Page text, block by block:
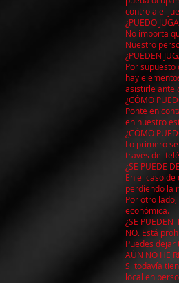
controla el
¿PUEDO
No importa
Nuestro
¿PUEDEN
Por
hay
asistirle ante
¿CÓMO
Ponte en
en nuestro
¿CÓMO
Lo primero
través del
¿SE PUEDE
En el caso
perdiendo la
Por otro
económica.
¿SE PUEDEN
NO. Está
Puedes
AÚN NO HE
Si todavía
local en